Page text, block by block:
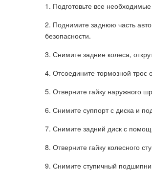
1. Подготовьте все
2. Поднимите заднюю часть
безопасности.
3. Снимите задние колеса,
4. Отсоедините тормозной трос
5. Отверните гайку наружного
6. Снимите суппорт с диска и
7. Снимите задний диск с
8. Отверните гайку колесного
9. Снимите ступичный